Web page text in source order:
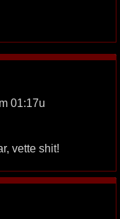
01:17u
vette shit!